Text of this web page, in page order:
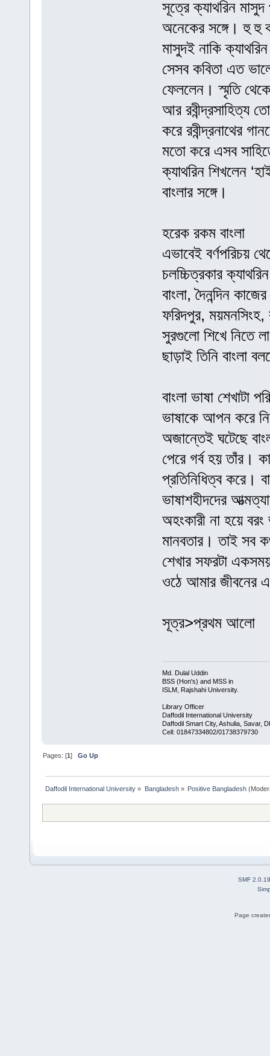
সূত্রে ক্যাথরিন মাসুদ
অনেকের সঙ্গে। হু হু
মাসুদই নাকি
সেসব কবিতা এত
ফেললেন। স্মৃতি
আর রবীন্দ্রসাহিত্য
করে রবীন্দ্রনাথের
মতো করে এসব
ক্যাথরিন শিখলেন
বাংলার সঙ্গে।
হরেক রকম বাংলা
এভাবেই বর্ণপরিচয়
চলচ্চিত্রকার
বাংলা, দৈনন্দিন
ফরিদপুর, ময়মনসিংহ,
সুরগুলো শিখে নিতে
ছাড়াই তিনি বাংলা
বাংলা ভাষা শেখাটা
ভাষাকে আপন করে
অজান্তেই ঘটেছে
পেরে গর্ব হয় তাঁর।
প্রতিনিধিত্ব করে।
ভাষাশহীদদের
অহংকারী না হয়ে বরং
মানবতার। তাই সব
শেখার সফরটা
ওঠে আমার জীবনের
সূত্র>প্রথম আলো
Md. Dulal Uddin
BSS (Hon's) and MSS in
ISLM, Rajshahi University.
Library Officer
Daffodil International University
Daffodil Smart City, Ashulia, Savar,
Cell: 01847334802/01738379730
Pages: [1]Go Up
Daffodil International University » Bangladesh» Positive Bangladesh
SMF 2.0.19
Page